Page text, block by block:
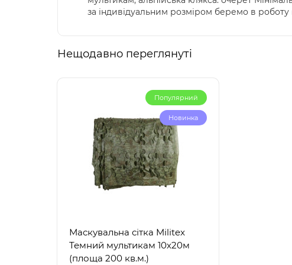
за індивідуальним розміром беремо в роботу
Нещодавно переглянуті
Популярний
Новинка
Маскувальна сітка Militex
Темний мультикам 10х20м
(площа 200 кв.м.)